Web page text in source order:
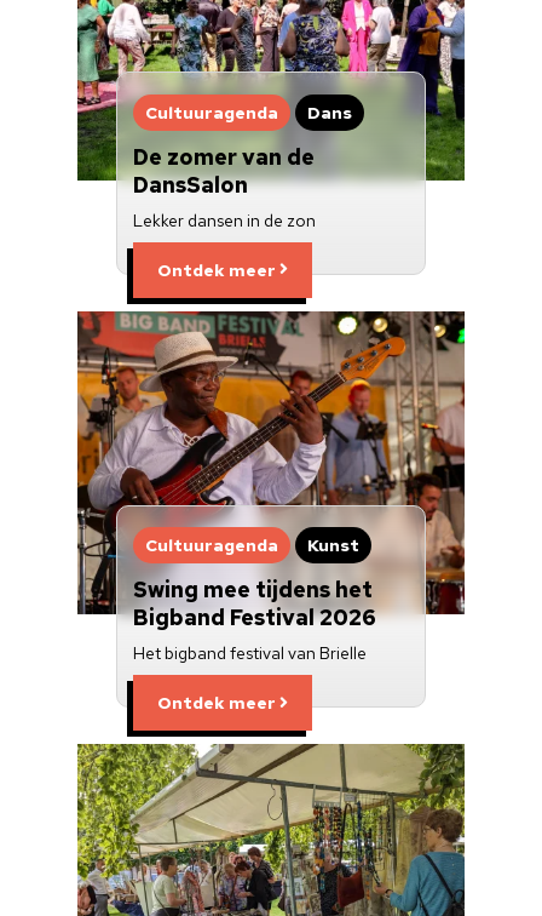
Cultuuragenda Dans
De zomer van de
DansSalon
Lekker dansen in de zon
Ontdek meer
Cultuuragenda Kunst
Swing mee tijdens het
Bigband Festival 2026
Het bigband festival van Brielle
Ontdek meer
Doneren